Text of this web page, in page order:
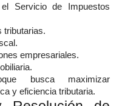
Servicio de Impuestos
tributarias.
empresariales.
busca maximizar
y eficiencia tributaria.